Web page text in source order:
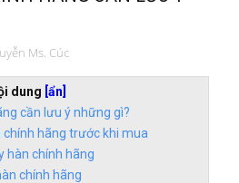
Ms. Cúc
dung [ẩn]
cần lưu ý những gì?
hãng trước khi mua
hàn chính hãng
chính hãng